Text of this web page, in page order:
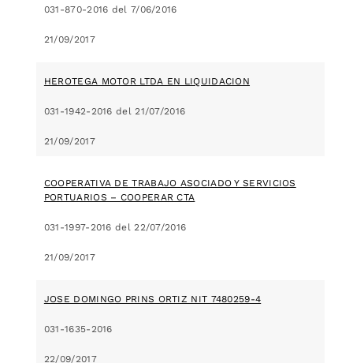
031-870-2016 del 7/06/2016
21/09/2017
HEROTEGA MOTOR LTDA EN LIQUIDACION
031-1942-2016 del 21/07/2016
21/09/2017
COOPERATIVA DE TRABAJO ASOCIADO Y SERVICIOS
PORTUARIOS – COOPERAR CTA
031-1997-2016 del 22/07/2016
21/09/2017
JOSE DOMINGO PRINS ORTIZ NIT 7480259-4
031-1635-2016
22/09/2017